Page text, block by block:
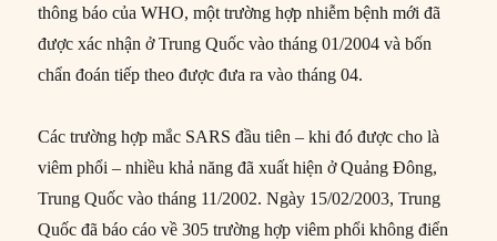
thông báo của WHO, một trường hợp nhiễm bệnh mới đã
được xác nhận ở Trung Quốc vào tháng 01/2004 và bốn
chẩn đoán tiếp theo được đưa ra vào tháng 04.
Các trường hợp mắc SARS đầu tiên – khi đó được cho là
viêm phổi – nhiều khả năng đã xuất hiện ở Quảng Đông,
Trung Quốc vào tháng 11/2002. Ngày 15/02/2003, Trung
Quốc đã báo cáo về 305 trường hợp viêm phổi không điển